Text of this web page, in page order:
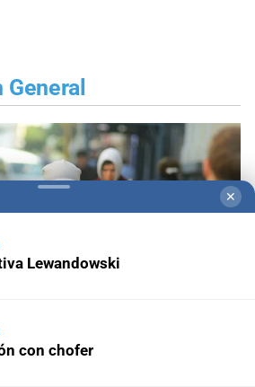
✕
Lewandowski
con chofer